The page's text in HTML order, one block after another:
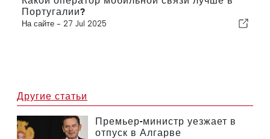
Португалии?
На сайте - 27 Jul 2025
Другие статьи
Премьер-министр уезжает в
отпуск в Алгарве